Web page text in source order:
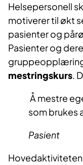
Helsepersonell
motiverer til økt
pasienter og
Pasienter og
mestringskurs.
Å mestre
som brukes
Pasient